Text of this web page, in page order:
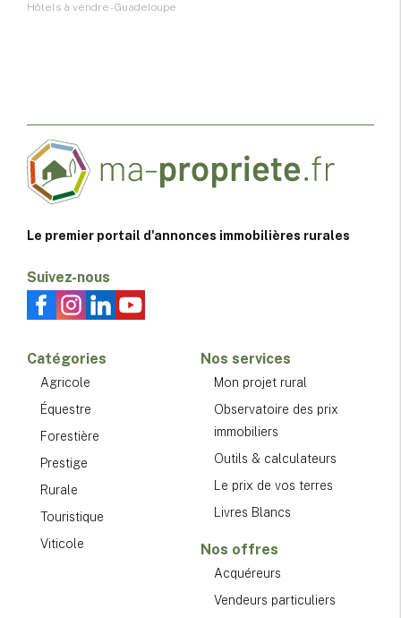
Hôtels à vendre - Guadeloupe
Le premier portail d'annonces immobilières rurales
Suivez-nous
Catégories
Agricole
Équestre
Forestière
Prestige
Rurale
Touristique
Viticole
Nos services
Mon projet rural
Observatoire des prix
immobiliers
Outils & calculateurs
Le prix de vos terres
Livres Blancs
Nos offres
Acquéreurs
Vendeurs particuliers